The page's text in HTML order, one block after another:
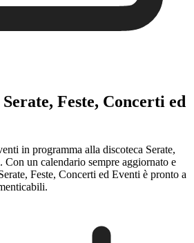
Feste, Concerti ed
in programma alla discoteca Serate,
Con un calendario sempre aggiornato e
Feste, Concerti ed Eventi è pronto a